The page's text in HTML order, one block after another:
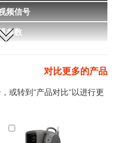
频信号
参数
对比更多的产品
或转到“产品对比”以进行更